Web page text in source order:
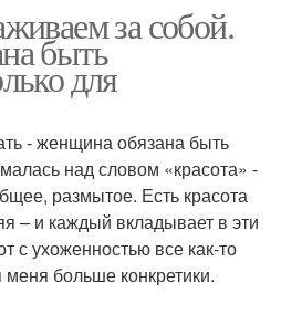
за собой.
быть
для
- женщина обязана быть
над словом «красота» -
размытое. Есть красота
– и каждый вкладывает в эти
с ухоженностью все как-то
больше конкретики.